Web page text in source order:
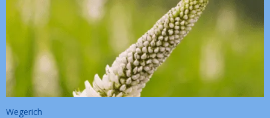
Wegerich